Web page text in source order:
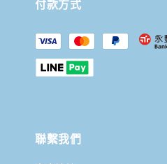
聯繫我們